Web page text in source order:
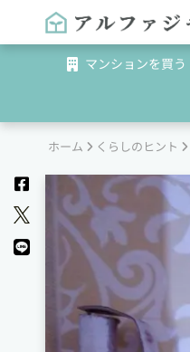
マンションを買う
ホーム くらしのヒント